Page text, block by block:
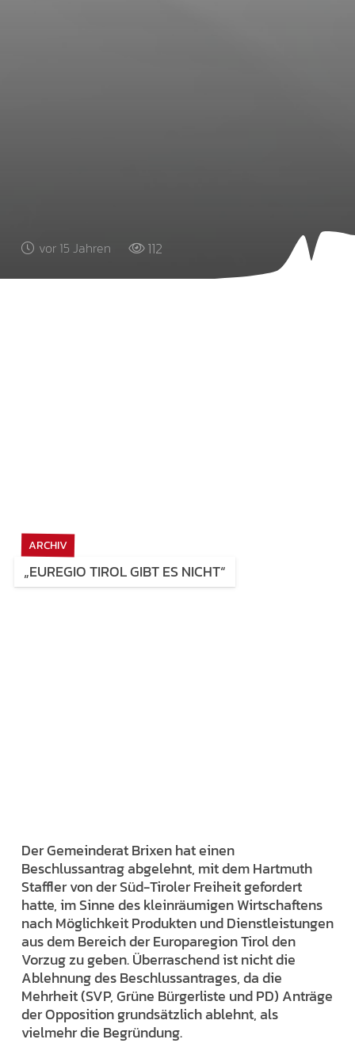
vor 15 Jahren 112
ARCHIV
„EUREGIO TIROL GIBT ES NICHT“
Der Gemeinderat Brixen hat einen
Beschlussantrag abgelehnt, mit dem Hartmuth
Staffler von der Süd-Tiroler Freiheit gefordert
hatte, im Sinne des kleinräumigen Wirtschaftens
nach Möglichkeit Produkten und Dienstleistungen
aus dem Bereich der Europaregion Tirol den
Vorzug zu geben. Überraschend ist nicht die
Ablehnung des Beschlussantrages, da die
Mehrheit (SVP, Grüne Bürgerliste und PD) Anträge
der Opposition grundsätzlich ablehnt, als
vielmehr die Begründung.